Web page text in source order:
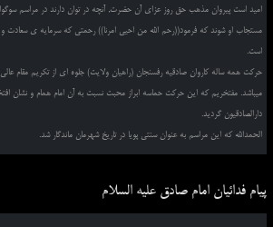
امید است پیروان مذهب حق روز عزای آن حضرت, آنچه در توان دارند در مراسم
مستجاب او شوند که فرمود((رحم الله من احیی امرنا)) رحمتی که سرمایه ی سعادت
است.
حرکت همه ساله کاروان صادقیه رفسنجان (راهیان ولایت) جلوه ای از تکریم مقام
میباشد. مفتخریم که این حرکت حماسه ابراز محبت نسبت به آن امام همام و نشان
دارالصادقیون گردید.
الحمدالله که این مراسم به عنوان سنتی پویا در تاریخ شهرمان ماندگار شد.
پیام فدائیان امام صادق علیه السلام